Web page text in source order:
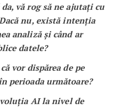
vă rog să ne ajutați cu
nu, există intenția
analiză și când ar
datele?
vor dispărea de pe
perioada următoare?
AI la nivel de